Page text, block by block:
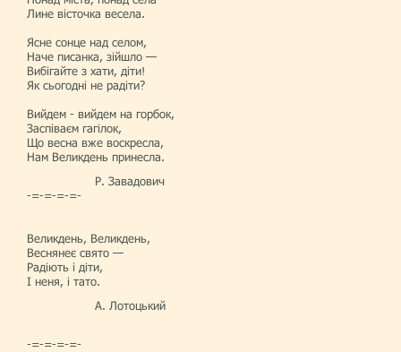
Лине вісточка весела.
Ясне сонце над селом,
Наче писанка, зійшло —
Вибігайте з хати, діти!
Як сьогодні не радіти?
Вийдем - вийдем на горбок,
Заспіваєм гагілок,
Що весна вже воскресла,
Нам Великдень принесла.
Р. Завадович
-=-=-=-=-
Великдень, Великдень,
Веснянеє свято —
Радіють і діти,
І неня, і тато.
А. Лотоцький
-=-=-=-=-